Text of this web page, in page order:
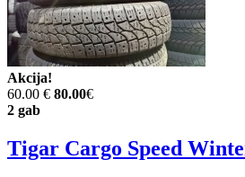
Akcija!
60.00 € 80.00€
2 gab
Tigar Cargo Speed